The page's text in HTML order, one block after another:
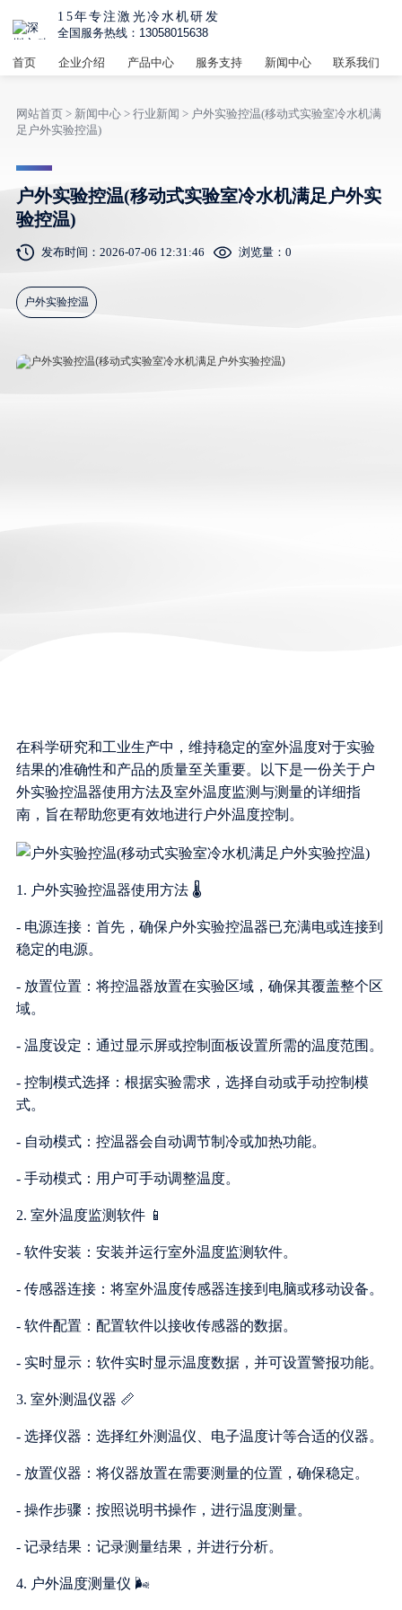
15年专注激光冷水机研发
全国服务热线：13058015638
首页 企业介绍 产品中心 服务支持 新闻中心 联系我们
网站首页> 新闻中心> 行业新闻 > 户外实验控温(移动式实验室冷水机满
足户外实验控温)
户外实验控温(移动式实验室冷水机满足户外实
验控温)
发布时间：2026-07-06 12:31:46 浏览量： 0
户外实验控温
在科学研究和工业生产中，维持稳定的室外温度对于实验
结果的准确性和产品的质量至关重要。以下是一份关于户
外实验控温器使用方法及室外温度监测与测量的详细指
南，旨在帮助您更有效地进行户外温度控制。
1. 户外实验控温器使用方法 🌡️
- 电源连接：首先，确保户外实验控温器已充满电或连接到
稳定的电源。
- 放置位置：将控温器放置在实验区域，确保其覆盖整个区
域。
- 温度设定：通过显示屏或控制面板设置所需的温度范围。
- 控制模式选择：根据实验需求，选择自动或手动控制模
式。
- 自动模式：控温器会自动调节制冷或加热功能。
- 手动模式：用户可手动调整温度。
2. 室外温度监测软件 📱
- 软件安装：安装并运行室外温度监测软件。
- 传感器连接：将室外温度传感器连接到电脑或移动设备。
- 软件配置：配置软件以接收传感器的数据。
- 实时显示：软件实时显示温度数据，并可设置警报功能。
3. 室外测温仪器 📏
- 选择仪器：选择红外测温仪、电子温度计等合适的仪器。
- 放置仪器：将仪器放置在需要测量的位置，确保稳定。
- 操作步骤：按照说明书操作，进行温度测量。
- 记录结果：记录测量结果，并进行分析。
4. 户外温度测量仪 🌬️